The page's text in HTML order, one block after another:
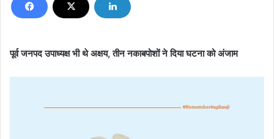
पूर्व जनपद उपाध्यक्ष भी थे अक्षय, तीन नकाबपोशों ने दिया घटना को अंजाम